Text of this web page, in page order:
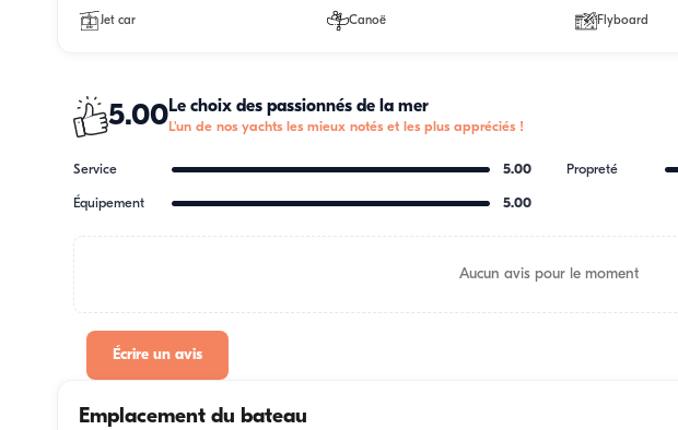
Jet car Canoë Flyboard
5.00Le choix des passionnés de la mer
L'un de nos yachts les mieux notés et les plus appréciés !
Service 5.00 Propreté
Équipement 5.00
Aucun avis pour le moment
Écrire un avis
Emplacement du bateau